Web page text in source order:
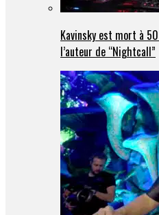
Kavinsky est mort à
l’auteur de “Nightcall”